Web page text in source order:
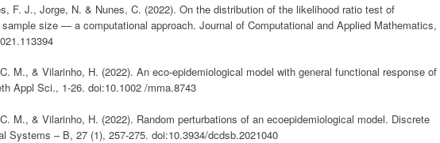
F. J., Jorge, N. & Nunes, C. (2022). On the distribution of the likelihood ratio test of
size — a computational approach. Journal of Computational and Applied Mathematics,
M., & Vilarinho, H. (2022). An eco-epidemiological model with general functional response of
Appl Sci., 1-26. doi:10.1002 /mma.8743
M., & Vilarinho, H. (2022). Random perturbations of an ecoepidemiological model. Discrete
Systems – B, 27 (1), 257-275. doi:10.3934/dcdsb.2021040